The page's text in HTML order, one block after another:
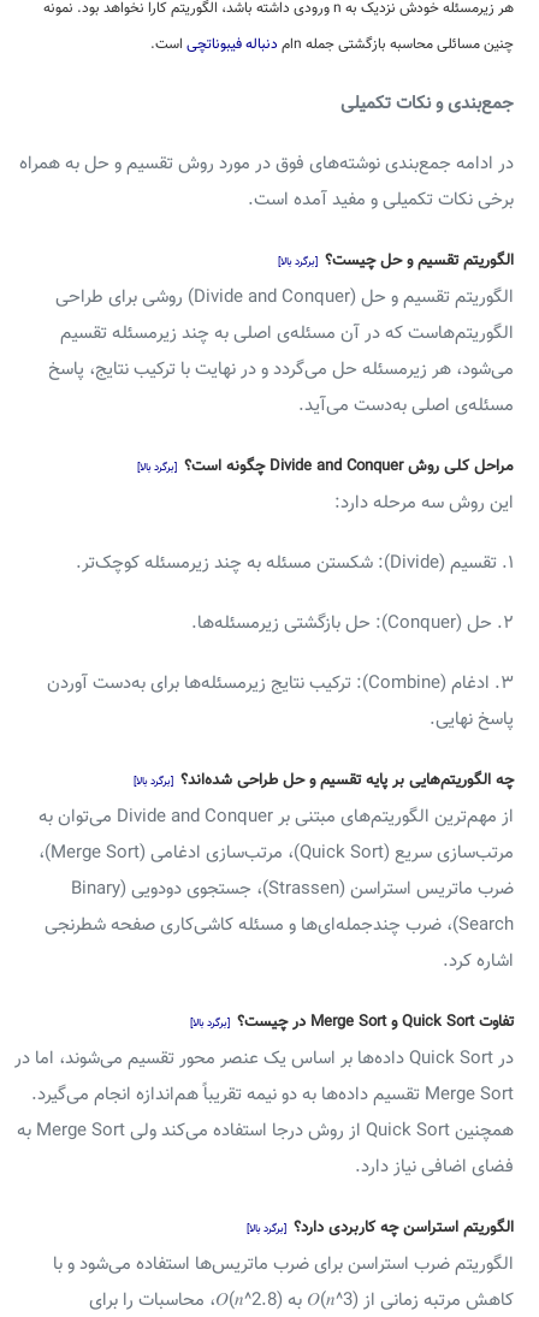
هر زیرمسئله خودش نزدیک به n ورودی داشته باشد، الگوریتم کارا نخواهد بود. نمونه
چنین مسائلی محاسبه بازگشتی جمله nام
دنباله فیبوناتچیاست.
جمع‌بندی و نکات تکمیلی
در ادامه جمع‌بندی نوشته‌های فوق در مورد روش تقسیم و حل به همراه
برخی نکات تکمیلی و مفید آمده است.
الگوریتم تقسیم و حل چیست؟ [برگرد بالا]
الگوریتم تقسیم و حل (Divide and Conquer) روشی برای طراحی
الگوریتم‌هاست که در آن مسئله‌ی اصلی به چند زیرمسئله تقسیم
می‌شود، هر زیرمسئله حل می‌گردد و در نهایت با ترکیب نتایج، پاسخ
مسئله‌ی اصلی به‌دست می‌آید.
مراحل کلی روش Divide and Conquer چگونه است؟ [برگرد بالا]
این روش سه مرحله دارد:
۳. ادغام (Combine): ترکیب نتایج زیرمسئله‌ها برای به‌دست آوردن
پاسخ نهایی.
چه الگوریتم‌هایی بر پایه تقسیم و حل طراحی شده‌اند؟ [برگرد بالا]
از مهم‌ترین الگوریتم‌های مبتنی بر Divide and Conquer می‌توان به
مرتب‌سازی سریع (Quick Sort)، مرتب‌سازی ادغامی (Merge Sort)،
ضرب ماتریس استراسن (Strassen)، جستجوی دودویی (Binary
Search)، ضرب چندجمله‌ای‌ها و مسئله کاشی‌کاری صفحه شطرنجی
اشاره کرد.
تفاوت Quick Sort و Merge Sort در چیست؟ [برگرد بالا]
در Quick Sort داده‌ها بر اساس یک عنصر محور تقسیم می‌شوند، اما در
Merge Sort تقسیم داده‌ها به دو نیمه تقریباً هم‌اندازه انجام می‌گیرد.
همچنین Quick Sort از روش درجا استفاده می‌کند ولی Merge Sort به
فضای اضافی نیاز دارد.
الگوریتم استراسن چه کاربردی دارد؟ [برگرد بالا]
الگوریتم ضرب استراسن برای ضرب ماتریس‌ها استفاده می‌شود و با
کاهش مرتبه زمانی از 𝑂(𝑛^3) به 𝑂(𝑛^2.8)، محاسبات را برای